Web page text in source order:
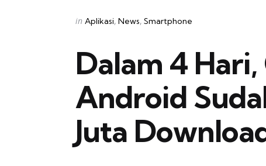
Categories
Posted
in Aplikasi News Smartphone
Dalam 4
Android
Juta